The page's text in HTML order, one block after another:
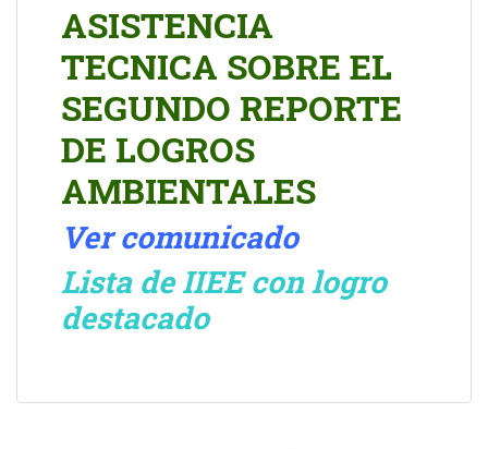
ASISTENCIA
TECNICA SOBRE EL
SEGUNDO REPORTE
DE LOGROS
AMBIENTALES
Ver comunicado
Lista de IIEE con logro
destacado